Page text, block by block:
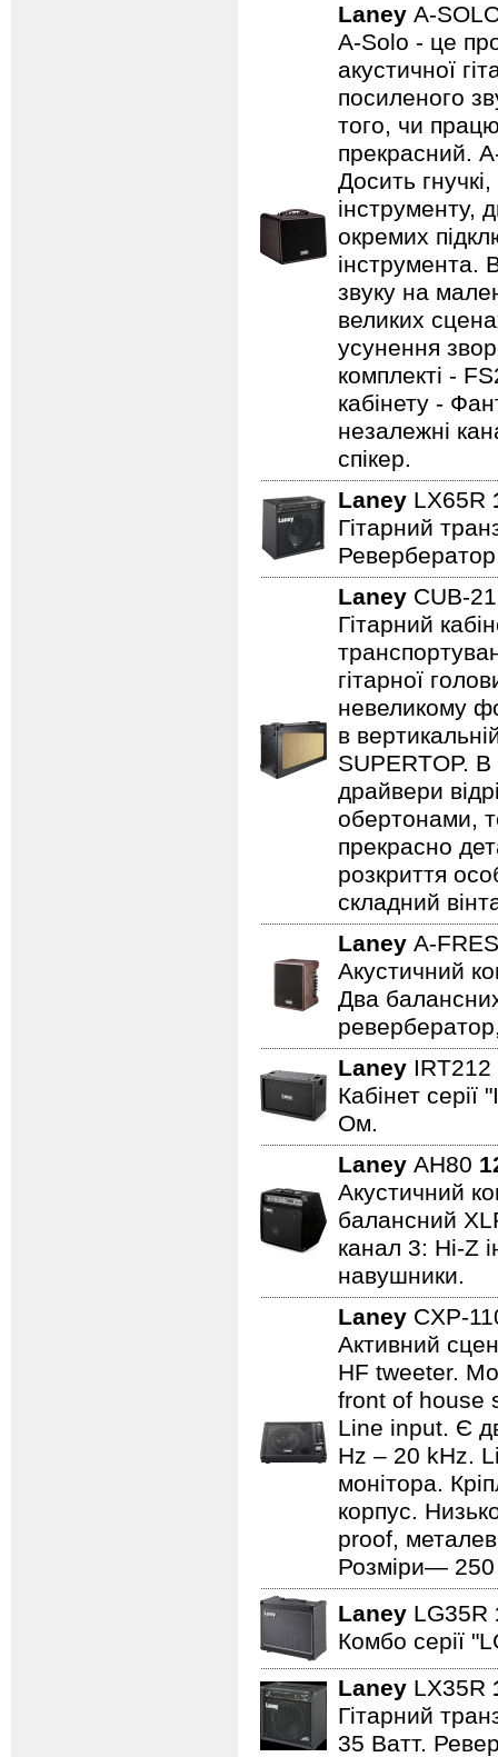
Laney A-
A-Solo - це
акустичної
посиленого
того, чи
прекрасний.
Досить
інструменту,
окремих
інструмента.
звуку на
великих
усунення
комплекті -
кабінету -
незалежні
спікер.
Laney LX65R
Гітарний
Laney CUB-
Гітарний
гітарної
невеликому
в
SUPERTOP. В
драйвери
обертонами,
прекрасно
розкриття
складний
Laney A-
Акустичний
Два
Laney IRT212
Кабінет
Ом.
Laney AH80
Акустичний
балансний
канал 3: Hi-Z
навушники.
Laney CXP-
Активний
HF tweeter.
front of house
Line input. Є
Hz – 20 kHz.
монітора.
корпус.
proof,
Розміри—
Laney LG35R
Комбо серії
Laney LX35R
Гітарний
35 Ватт.